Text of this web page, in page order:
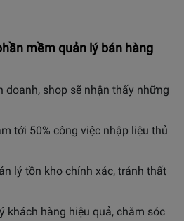
mềm quản lý bán hàng
doanh, shop sẽ nhận thấy những
tới 50% công việc nhập liệu thủ
lý tồn kho chính xác, tránh thất
khách hàng hiệu quả, chăm sóc